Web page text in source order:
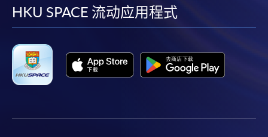
facebook
youtube
linkedin
HKU SPACE 流动应用程式